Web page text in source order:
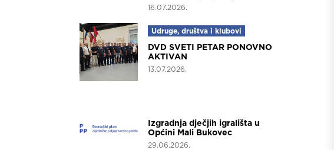
16.07.2026.
Udruge, društva i klubovi
DVD SVETI PETAR PONOVNO
AKTIVAN
13.07.2026.
Izgradnja dječjih igrališta u
Općini Mali Bukovec
29.06.2026.